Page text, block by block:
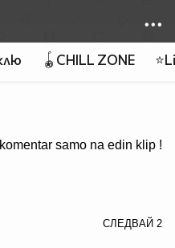
🪀CHILL ZONE
samo na edin klip !
СЛЕДВАЙ 2